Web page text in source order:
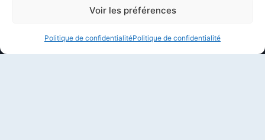
Voir les préférences
Politique de confidentialitéPolitique de confidentialité
Contactez-nous
À propos de CritiquePlus